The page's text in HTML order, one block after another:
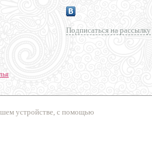
устройстве, с помощью
Подписаться на рассылку